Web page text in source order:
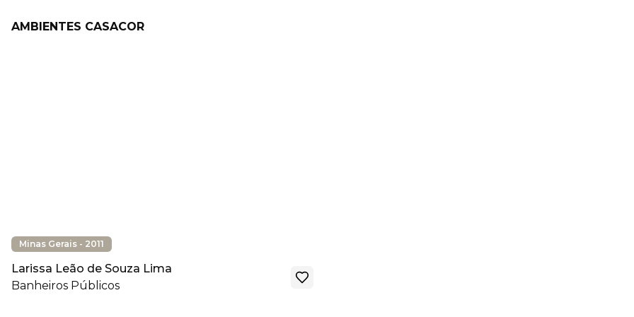
AMBIENTES CASACOR
Minas Gerais - 2011
Larissa Leão de Souza Lima
Banheiros Públicos